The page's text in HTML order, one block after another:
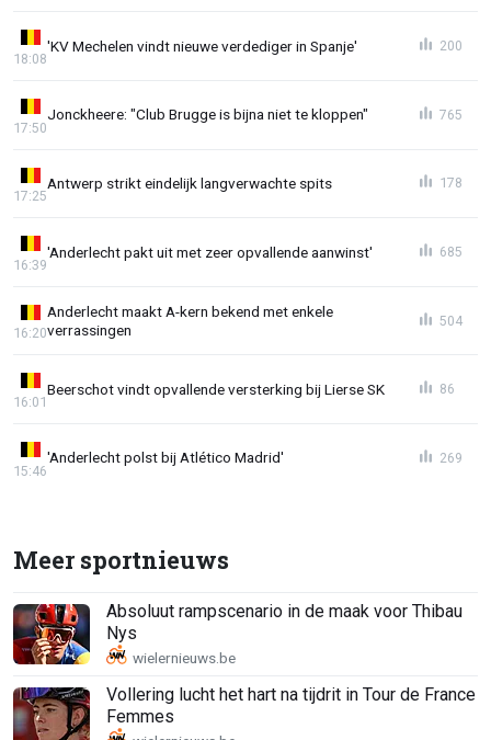
'KV Mechelen vindt nieuwe verdediger in Spanje'
18:08
200
Jonckheere: "Club Brugge is bijna niet te kloppen"
17:50
765
Antwerp strikt eindelijk langverwachte spits
17:25
178
'Anderlecht pakt uit met zeer opvallende aanwinst'
16:39
685
Anderlecht maakt A-kern bekend met enkele
verrassingen
16:20
504
Beerschot vindt opvallende versterking bij Lierse SK
16:01
86
'Anderlecht polst bij Atlético Madrid'
15:46
269
Meer sportnieuws
Absoluut rampscenario in de maak voor Thibau
Nys
Vollering lucht het hart na tijdrit in Tour de France
Femmes